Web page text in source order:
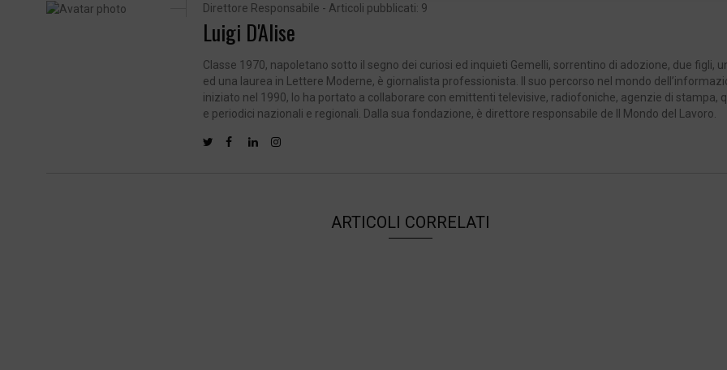
Direttore Responsabile - Articoli pubblicati: 9
Luigi D'Alise
Classe 1970, napoletano sotto il segno dei curiosi ed inquieti Gemelli, sorrentino di adozione, due figli,
ed una laurea in Lettere Moderne, è giornalista professionista. Il suo percorso nel mondo
iniziato nel 1990, lo ha portato a collaborare con emittenti televisive, radiofoniche, agenzie di stampa,
e periodici nazionali e regionali. Dalla sua fondazione, è direttore responsabile de Il Mondo del Lavoro.
ARTICOLI CORRELATI